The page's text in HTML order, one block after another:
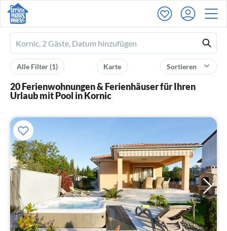
Ferienhausmiete
logo
Sortieren
Karte
Alle Filter(1)
20 Ferienwohnungen & Ferienhäuser für Ihren
Urlaub mit Pool in Kornic